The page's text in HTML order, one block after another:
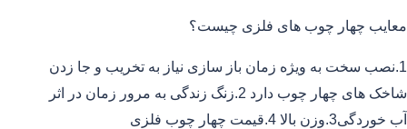
معایب چهار چوب های فلزی چیست؟
1.نصب سخت به ویژه زمان باز سازی نیاز به تخریب و جا زدن
شاخک های چهار چوب دارد 2.زنگ زندگی به مرور زمان در اثر
آب خوردگی3.وزن بالا 4.قیمت چهار چوب فلزی